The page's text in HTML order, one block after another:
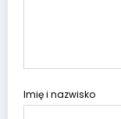
Imię i nazwisko